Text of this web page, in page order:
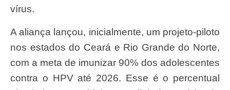
vírus.
A aliança lançou, inicialmente, um projeto-piloto
nos estados do Ceará e Rio Grande do Norte,
com a meta de imunizar 90% dos adolescentes
contra o HPV até 2026. Esse é o percentual